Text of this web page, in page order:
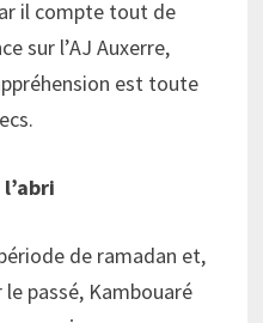
il compte tout de
sur l’AJ Auxerre,
est toute
de ramadan et,
passé, Kambouaré